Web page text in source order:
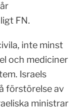
FN.
inte minst
och mediciner
Israels
förstörelse av
ministrar